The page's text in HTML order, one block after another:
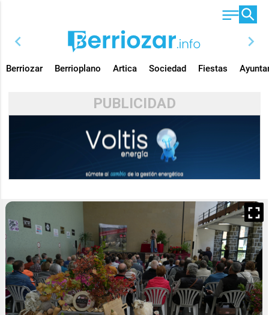
chevron_left chevron_right
Berriozar Berrioplano Artica Sociedad Fiestas
PUBLICIDAD